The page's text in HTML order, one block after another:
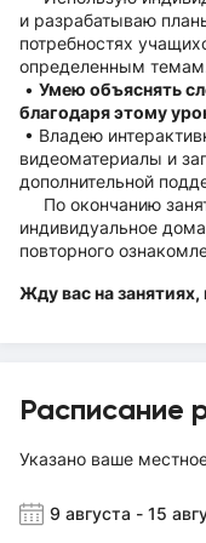
и разрабатываю
потребностях
определенным
• Умею объяснять
благодаря этому
• Владею
видеоматериалы и
дополнительной
По окончанию
индивидуальное
повторного
Жду вас на занятиях,
Расписание
Указано ваше
9 августа - 15